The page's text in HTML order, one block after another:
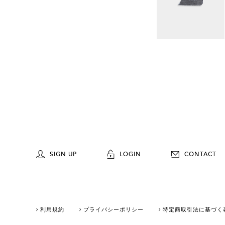
SIGN UP LOGIN CONTACT
利用規約 プライバシーポリシー 特定商取引法に基づく